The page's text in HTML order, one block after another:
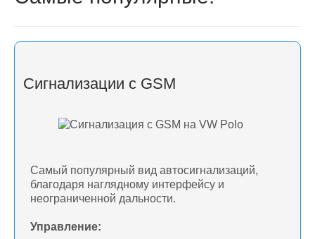
Сигнализации с GSM
Самый популярный вид автосигнализаций,
благодаря наглядному интерфейсу и
неограниченной дальности.
Управление: